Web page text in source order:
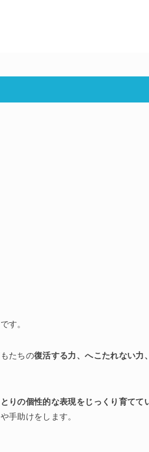
す。
たちの復活する力、へこたれない力
りの個性的な表現をじっくり育てて
手助けをします。